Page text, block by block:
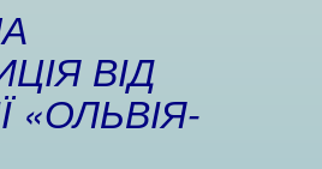
ВІД
«ОЛЬВІЯ-